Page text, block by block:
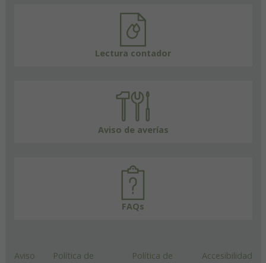
Lectura contador
Aviso de averías
FAQs
Aviso
Política de
Política de
Accesibilidad